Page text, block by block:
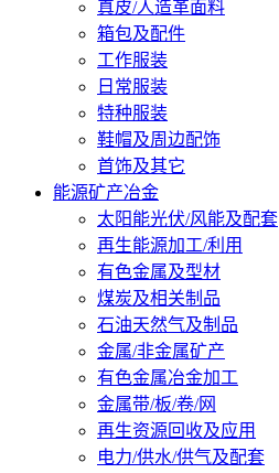
真皮/人造革面料
箱包及配件
工作服装
日常服装
特种服装
鞋帽及周边配饰
首饰及其它
能源矿产冶金
太阳能光伏/风能及配套
再生能源加工/利用
有色金属及型材
煤炭及相关制品
石油天然气及制品
金属/非金属矿产
有色金属冶金加工
金属带/板/卷/网
再生资源回收及应用
电力/供水/供气及配套